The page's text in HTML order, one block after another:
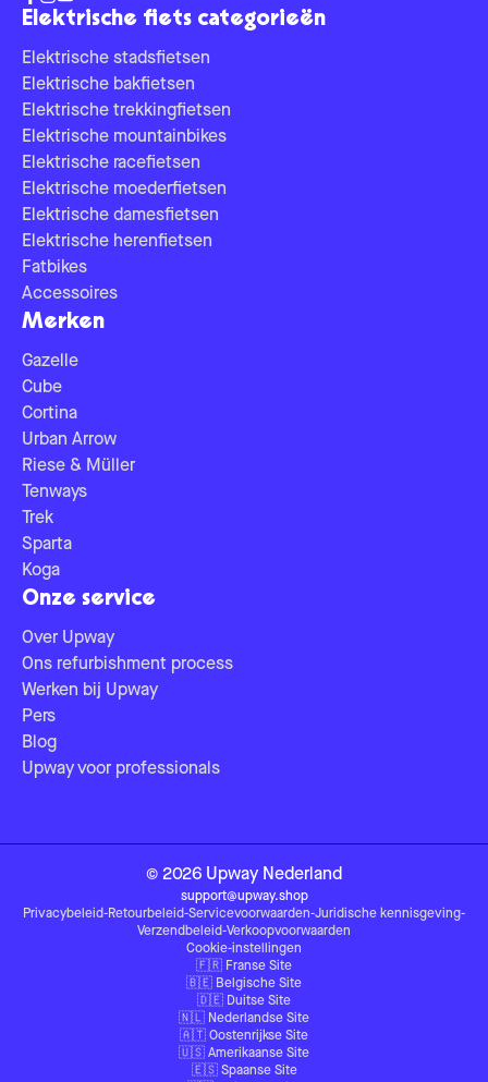
Elektrische fiets categorieën
Elektrische stadsfietsen
Elektrische bakfietsen
Elektrische trekkingfietsen
Elektrische mountainbikes
Elektrische racefietsen
Elektrische moederfietsen
Elektrische damesfietsen
Elektrische herenfietsen
Fatbikes
Accessoires
Merken
Gazelle
Cube
Cortina
Urban Arrow
Riese & Müller
Tenways
Trek
Sparta
Koga
Onze service
Over Upway
Ons refurbishment process
Werken bij Upway
Pers
Blog
Upway voor professionals
© 2026 Upway Nederland
support@upway.shop
Privacybeleid-Retourbeleid-Servicevoorwaarden-Juridische kennisgeving-
Verzendbeleid-Verkoopvoorwaarden
Cookie-instellingen
🇫🇷 Franse Site
🇧🇪 Belgische Site
🇩🇪 Duitse Site
🇳🇱 Nederlandse Site
🇦🇹 Oostenrijkse Site
🇺🇸 Amerikaanse Site
🇪🇸 Spaanse Site